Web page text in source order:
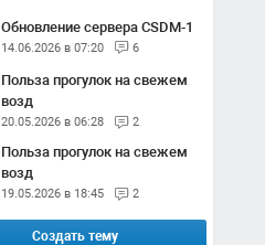
Обновление сервера CSDM-1
14.06.2026 в 07:20 6
Польза прогулок на свежем
возд
20.05.2026 в 06:28 2
Польза прогулок на свежем
возд
19.05.2026 в 18:45 2
Создать тему